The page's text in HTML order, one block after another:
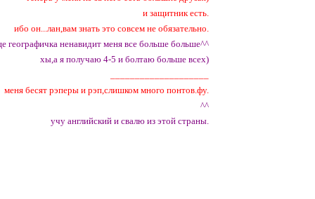
и защитник есть.
ибо он...лан,вам знать это совсем не обязательно.
географичка ненавидит меня все больше больше^^
хы,а я получаю 4-5 и болтаю больше всех)
меня бесят рэперы и рэп,слишком много понтов.фу.
^^
учу английский и свалю из этой страны.